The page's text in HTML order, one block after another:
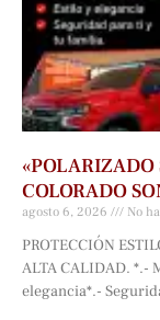
COLORADO
agosto 6, 2026 No
PROTECCIÓN
ALTA CALIDAD. *.-
elegancia*.-